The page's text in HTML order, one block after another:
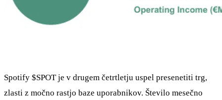
Spotify $SPOTje v drugem četrtletju uspel presenetiti trg,
zlasti z močno rastjo baze uporabnikov. Število mesečno